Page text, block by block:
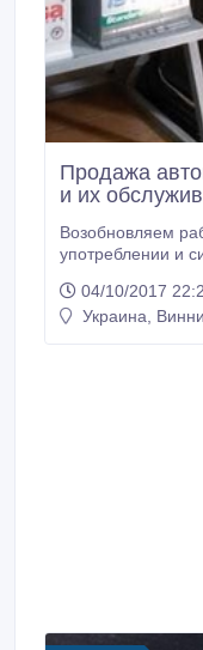
Продажа
и их
Возобновляем
употреблении и
контрольно
Оказываем
04/10/2017
Украина,